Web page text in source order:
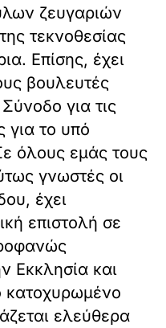
ζευγαριών
τεκνοθεσίας
Επίσης, έχει
βουλευτές
για τις
για το υπό
όλους εμάς τους
γνωστές οι
έχει
επιστολή σε
Εκκλησία και
κατοχυρωμένο
ελεύθερα